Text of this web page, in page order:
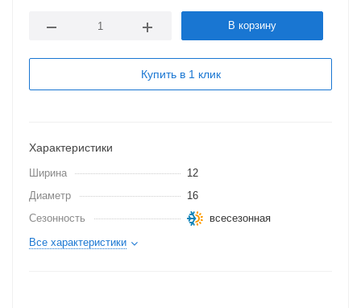
В корзину
Купить в 1 клик
Характеристики
Ширина
12
Диаметр
16
Сезонность
всесезонная
Все характеристики